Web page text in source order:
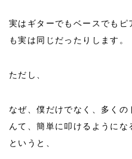
実はギターでもベースでも
も実は同じだったりします。
ただし、
なぜ、僕だけでなく、多く
んて、簡単に叩けるように
というと、